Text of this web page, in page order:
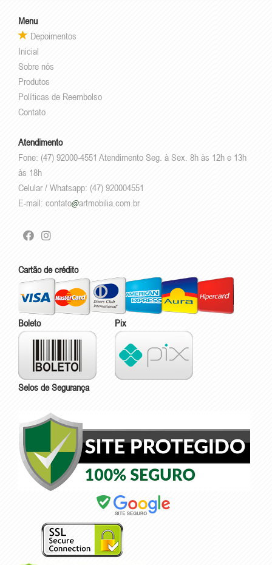
Menu
Depoimentos
Inicial
Sobre nós
Produtos
Políticas de Reembolso
Contato
Atendimento
Fone: (47) 92000-4551 Atendimento Seg. à Sex. 8h às 12h e 13h
às 18h
Celular / Whatsapp: (47) 920004551
E-mail: contato artmobilia.com.br
Cartão de crédito
Boleto Pix
Selos de Segurança